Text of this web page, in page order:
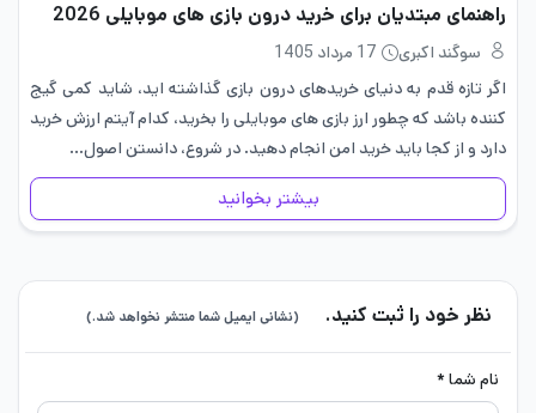
راهنمای مبتدیان برای خرید درون بازی های موبایلی 2026
سوگند اکبری
17 مرداد 1405
اگر تازه قدم به دنیای خریدهای درون بازی گذاشته اید، شاید کمی گیج
کننده باشد که چطور ارز بازی های موبایلی را بخرید، کدام آیتم ارزش خرید
دارد و از کجا باید خرید امن انجام دهید. در شروع، دانستن اصول…
بیشتر بخوانید
نظر خود را ثبت کنید. (نشانی ایمیل شما منتشر نخواهد شد.)
نام شما *